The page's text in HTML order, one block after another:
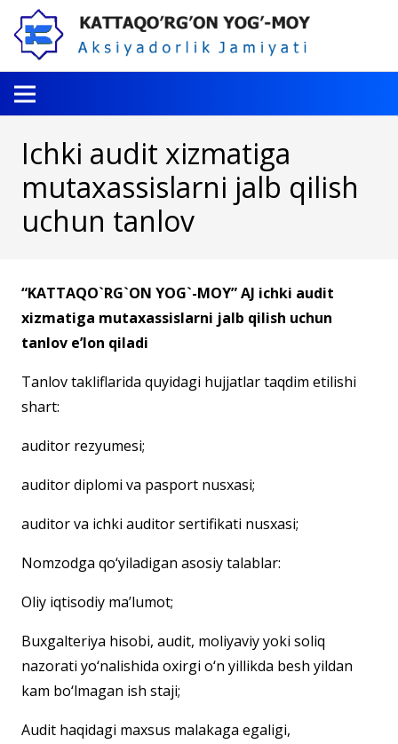
Ichki audit xizmatiga
mutaxassislarni jalb qilish
uchun tanlov
“KATTAQO`RG`ON YOG`-MOY” AJ ichki audit
xizmatiga mutaxassislarni jalb qilish uchun
tanlov e’lon qiladi
Tanlov takliflarida quyidagi hujjatlar taqdim etilishi
shart:
auditor rezyumesi;
auditor diplomi va pasport nusxasi;
auditor va ichki auditor sertifikati nusxasi;
Nomzodga qo‘yiladigan asosiy talablar:
Oliy iqtisodiy ma’lumot;
Buxgalteriya hisobi, audit, moliyaviy yoki soliq
nazorati yo‘nalishida oxirgi o‘n yillikda besh yildan
kam bo‘lmagan ish staji;
Audit haqidagi maxsus malakaga egaligi,